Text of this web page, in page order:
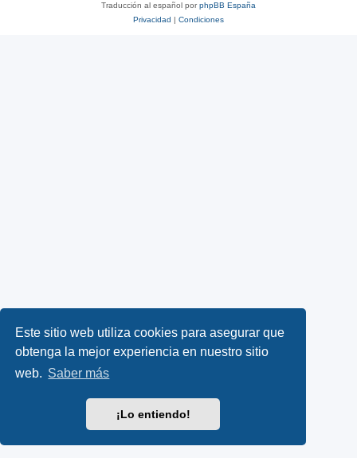
Este sitio web utiliza cookies para asegurar que
obtenga la mejor experiencia en nuestro sitio
web. Saber más
¡Lo entiendo!
Traducción al español porphpBB España
Privacidad | Condiciones